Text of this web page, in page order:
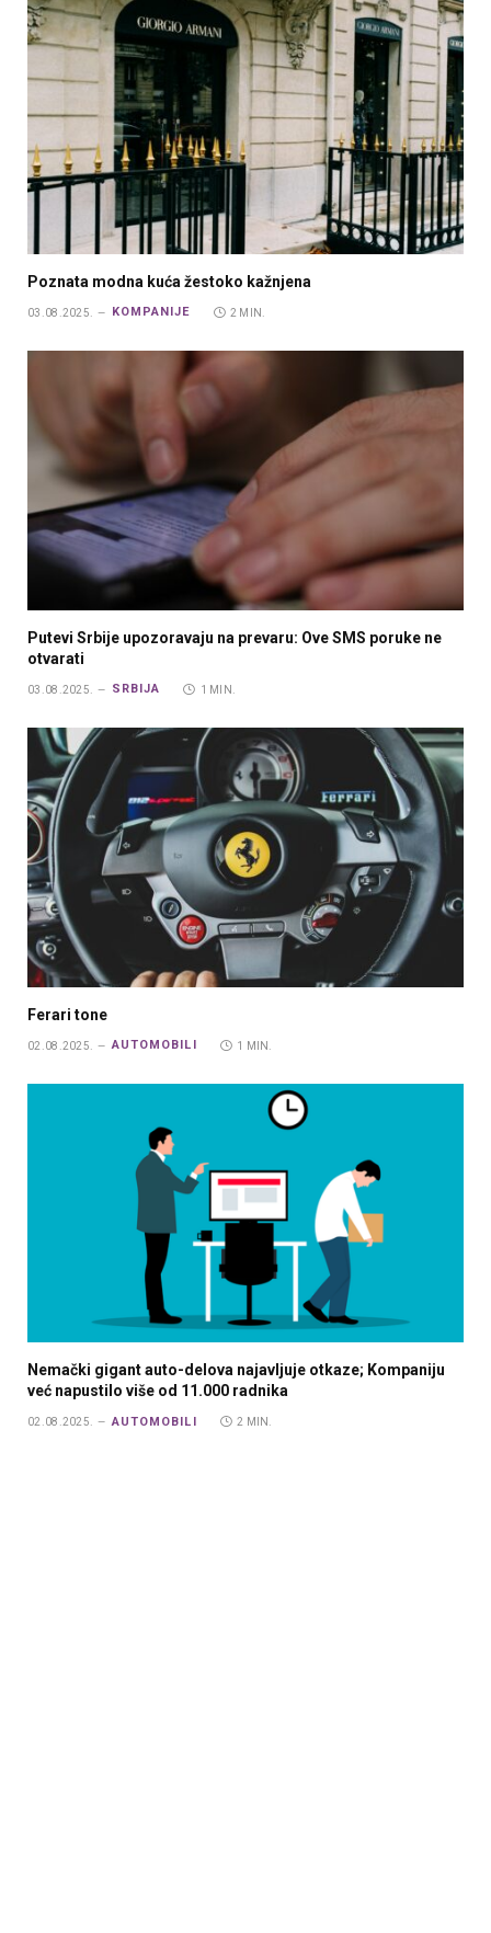
Poznata modna kuća žestoko kažnjena
03.08.2025. KOMPANIJE 2 MIN.
Putevi Srbije upozoravaju na prevaru: Ove SMS poruke ne
otvarati
03.08.2025. SRBIJA 1 MIN.
Ferari tone
02.08.2025. AUTOMOBILI 1 MIN.
Nemački gigant auto-delova najavljuje otkaze; Kompaniju
već napustilo više od 11.000 radnika
02.08.2025. AUTOMOBILI 2 MIN.